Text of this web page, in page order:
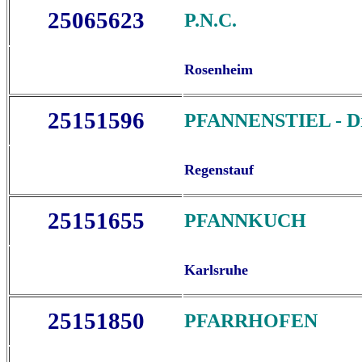
25065623 P.N.C.
Rosenheim
25151596 PFANNENSTIEL -
Regenstauf
25151655 PFANNKUCH
Karlsruhe
25151850 PFARRHOFEN